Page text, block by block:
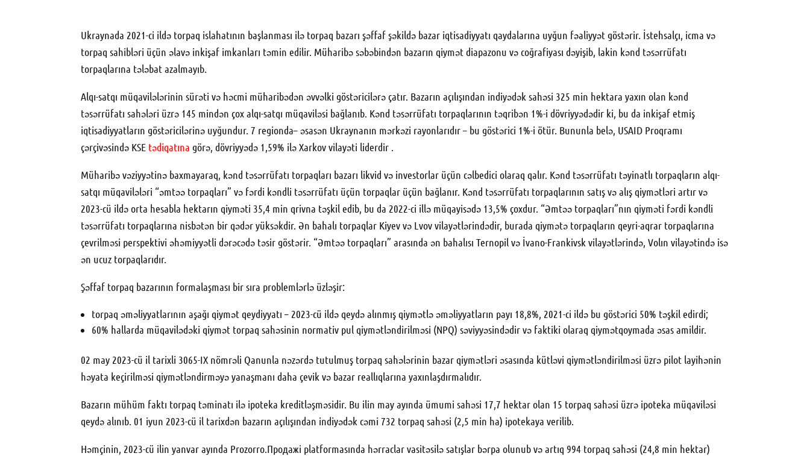
Ukraynada 2021-ci ildə torpaq islahatının başlanması ilə torpaq bazarı şəffaf şəkildə bazar iqtisadiyyatı qaydalarına uyğun fəaliyyət göstərir. İstehsalçı, icma və
torpaq sahibləri üçün əlavə inkişaf imkanları təmin edilir. Müharibə səbəbindən bazarın qiymət diapazonu və coğrafiyası dəyişib, lakin kənd təsərrüfatı
torpaqlarına tələbat azalmayıb.
Alqı-satqı müqavilələrinin sürəti və həcmi müharibədən əvvəlki göstəricilərə çatır. Bazarın açılışından indiyədək sahəsi 325 min hektara yaxın olan kənd
təsərrüfatı sahələri üzrə 145 mindən çox alqı-satqı müqaviləsi bağlanıb. Kənd təsərrüfatı torpaqlarının təqribən 1%-i dövriyyədədir ki, bu da inkişaf etmiş
iqtisadiyyatların göstəricilərinə uyğundur. 7 regionda– əsasən Ukraynanın mərkəzi rayonlarıdır – bu göstərici 1%-i ötür. Bununla belə, USAID Proqramı
çərçivəsində KSE tədiqatına görə, dövriyyədə 1,59% ilə Xarkov vilayəti liderdir .
Müharibə vəziyyətinə baxmayaraq, kənd təsərrüfatı torpaqları bazarı likvid və investorlar üçün cəlbedici olaraq qalır. Kənd təsərrüfatı təyinatlı torpaqların alqı-
satqı müqavilələri “əmtəə torpaqları” və fərdi kəndli təsərrüfatı üçün torpaqlar üçün bağlanır. Kənd təsərrüfatı torpaqlarının satış və alış qiymətləri artır və
2023-cü ildə orta hesabla hektarın qiyməti 35,4 min qrivna təşkil edib, bu da 2022-ci illə müqayisədə 13,5% çoxdur. “Əmtəə torpaqları”nın qiyməti fərdi kəndli
təsərrüfatı torpaqlarına nisbətən bir qədər yüksəkdir. Ən bahalı torpaqlar Kiyev və Lvov vilayətlərindədir, burada qiymətə torpaqların qeyri-aqrar torpaqlarına
çevrilməsi perspektivi əhəmiyyətli dərəcədə təsir göstərir. “Əmtəə torpaqları” arasında ən bahalısı Ternopil və İvano-Frankivsk vilayətlərində, Volın vilayətində isə
ən ucuz torpaqlarıdır.
Şəffaf torpaq bazarının formalaşması bir sıra problemlərlə üzləşir:
torpaq əməliyyatlarının aşağı qiymət qeydiyyatı – 2023-cü ildə qeydə alınmış qiymətlə əməliyyatların payı 18,8%, 2021-ci ildə bu göstərici 50% təşkil edirdi;
60% hallarda müqavilədəki qiymət torpaq sahəsinin normativ pul qiymətləndirilməsi (NPQ) səviyyəsindədir və faktiki olaraq qiymətqoymada əsas amildir.
02 may 2023-cü il tarixli 3065-IX nömrəli Qanunla nəzərdə tutulmuş torpaq sahələrinin bazar qiymətləri əsasında kütləvi qiymətləndirilməsi üzrə pilot layihənin
həyata keçirilməsi qiymətləndirməyə yanaşmanı daha çevik və bazar reallıqlarına yaxınlaşdırmalıdır.
Bazarın mühüm faktı torpaq təminatı ilə ipoteka kreditləşməsidir. Bu ilin may ayında ümumi sahəsi 17,7 hektar olan 15 torpaq sahəsi üzrə ipoteka müqaviləsi
qeydə alınıb. 01 iyun 2023-cü il tarixdən bazarın açılışından indiyədək cəmi 732 torpaq sahəsi (2,5 min ha) ipotekaya verilib.
Həmçinin, 2023-cü ilin yanvar ayında Prozorro.Продажі platformasında hərraclar vasitəsilə satışlar bərpa olunub və artıq 994 torpaq sahəsi (24,8 min hektar)